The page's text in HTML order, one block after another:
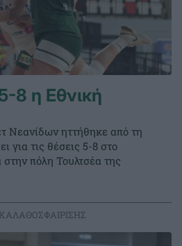
8 η Εθνική
Νεανίδων ηττήθηκε από τη
για τις θέσεις 5-8 στο
πόλη Τουλτσέα της